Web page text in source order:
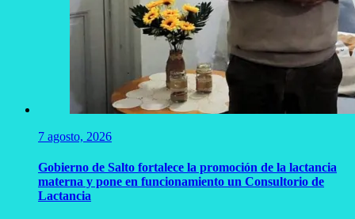
7 agosto, 2026
Gobierno de Salto fortalece la promoción de la lactancia
materna y pone en funcionamiento un Consultorio de
Lactancia